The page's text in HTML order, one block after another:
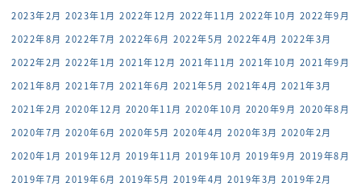
2023年2月 2023年1月 2022年12月 2022年11月 2022年10月 2022年9月
2022年8月 2022年7月 2022年6月 2022年5月 2022年4月 2022年3月
2022年2月 2022年1月 2021年12月 2021年11月 2021年10月 2021年9月
2021年8月 2021年7月 2021年6月 2021年5月 2021年4月 2021年3月
2021年2月 2020年12月 2020年11月 2020年10月 2020年9月 2020年8月
2020年7月 2020年6月 2020年5月 2020年4月 2020年3月 2020年2月
2020年1月 2019年12月 2019年11月 2019年10月 2019年9月 2019年8月
2019年7月 2019年6月 2019年5月 2019年4月 2019年3月 2019年2月